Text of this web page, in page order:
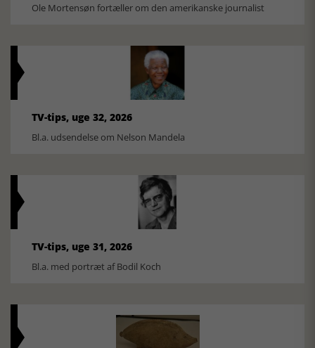
Ole Mortensøn fortæller om den amerikanske journalist
TV-tips, uge 32, 2026
Bl.a. udsendelse om Nelson Mandela
TV-tips, uge 31, 2026
Bl.a. med portræt af Bodil Koch